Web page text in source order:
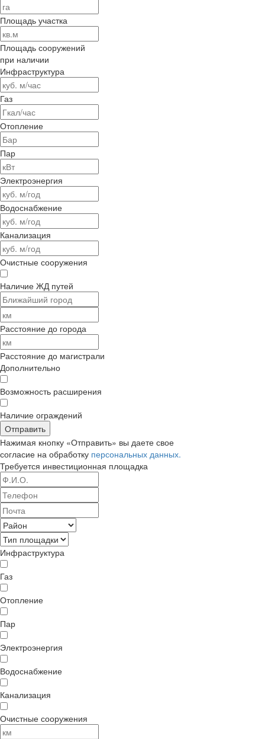
Площадь участка
Площадь сооружений
при наличии
Инфраструктура
Газ
Отопление
Пар
Электроэнергия
Водоснабжение
Канализация
Очистные сооружения
Наличие ЖД путей
Расстояние до города
Расстояние до магистрали
Дополнительно
Возможность расширения
Наличие ограждений
Отправить
Нажимая кнопку «Отправить» вы даете свое
согласие на обработку персональных данных.
Требуется инвестиционная площадка
Инфраструктура
Газ
Отопление
Пар
Электроэнергия
Водоснабжение
Канализация
Очистные сооружения